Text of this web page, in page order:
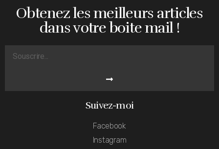
Obtenez les meilleurs articles
dans votre boite mail !
Suivez-moi
Facebook
Instagram